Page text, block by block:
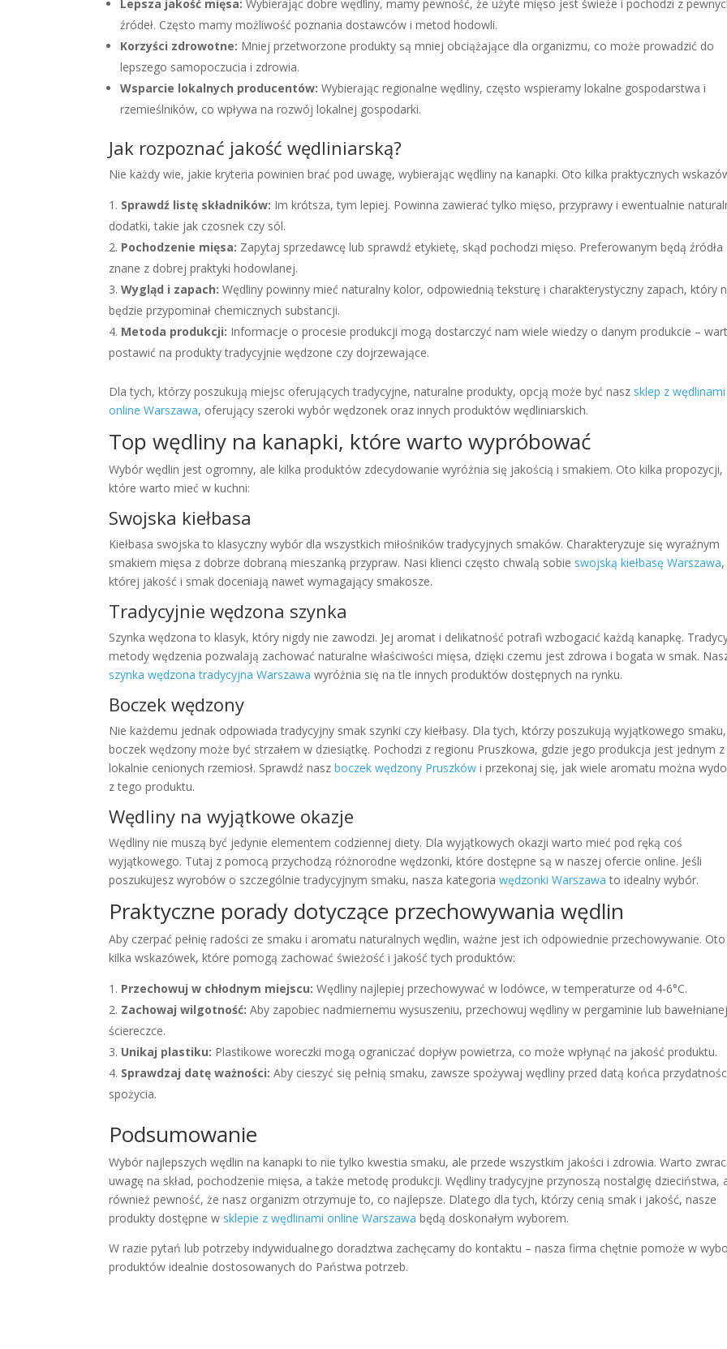
Lepsza jakość mięsa: Wybierając dobre wędliny, mamy pewność, że użyte mięso jest świeże i pochodzi z
źródeł. Często mamy możliwość poznania dostawców i metod hodowli.
Korzyści zdrowotne: Mniej przetworzone produkty są mniej obciążające dla organizmu, co może prowadzić do
lepszego samopoczucia i zdrowia.
Wsparcie lokalnych producentów: Wybierając regionalne wędliny, często wspieramy lokalne gospodarstwa i
rzemieślników, co wpływa na rozwój lokalnej gospodarki.
Jak rozpoznać jakość wędliniarską?
Nie każdy wie, jakie kryteria powinien brać pod uwagę, wybierając wędliny na kanapki. Oto kilka praktycznych
Sprawdź listę składników: Im krótsza, tym lepiej. Powinna zawierać tylko mięso, przyprawy i ewentualnie
dodatki, takie jak czosnek czy sól.
Pochodzenie mięsa: Zapytaj sprzedawcę lub sprawdź etykietę, skąd pochodzi mięso. Preferowanym będą źródła
znane z dobrej praktyki hodowlanej.
Wygląd i zapach: Wędliny powinny mieć naturalny kolor, odpowiednią teksturę i charakterystyczny zapach, który
będzie przypominał chemicznych substancji.
Metoda produkcji: Informacje o procesie produkcji mogą dostarczyć nam wiele wiedzy o danym produkcie –
postawić na produkty tradycyjnie wędzone czy dojrzewające.
Dla tych, którzy poszukują miejsc oferujących tradycyjne, naturalne produkty, opcją może być nasz sklep z wędlinami
online Warszawa, oferujący szeroki wybór wędzonek oraz innych produktów wędliniarskich.
Top wędliny na kanapki, które warto wypróbować
Wybór wędlin jest ogromny, ale kilka produktów zdecydowanie wyróżnia się jakością i smakiem. Oto kilka propozycji,
które warto mieć w kuchni:
Swojska kiełbasa
Kiełbasa swojska to klasyczny wybór dla wszystkich miłośników tradycyjnych smaków. Charakteryzuje się wyraźnym
smakiem mięsa z dobrze dobraną mieszanką przypraw. Nasi klienci często chwalą sobie swojską kiełbasę Warszawa,
której jakość i smak doceniają nawet wymagający smakosze.
Tradycyjnie wędzona szynka
Szynka wędzona to klasyk, który nigdy nie zawodzi. Jej aromat i delikatność potrafi wzbogacić każdą kanapkę.
metody wędzenia pozwalają zachować naturalne właściwości mięsa, dzięki czemu jest zdrowa i bogata w smak.
szynka wędzona tradycyjna Warszawa wyróżnia się na tle innych produktów dostępnych na rynku.
Boczek wędzony
Nie każdemu jednak odpowiada tradycyjny smak szynki czy kiełbasy. Dla tych, którzy poszukują wyjątkowego smaku,
boczek wędzony może być strzałem w dziesiątkę. Pochodzi z regionu Pruszkowa, gdzie jego produkcja jest jednym z
lokalnie cenionych rzemiosł. Sprawdź naszboczek wędzony Pruszków i przekonaj się, jak wiele aromatu można
z tego produktu.
Wędliny na wyjątkowe okazje
Wędliny nie muszą być jedynie elementem codziennej diety. Dla wyjątkowych okazji warto mieć pod ręką coś
wyjątkowego. Tutaj z pomocą przychodzą różnorodne wędzonki, które dostępne są w naszej ofercie online. Jeśli
poszukujesz wyrobów o szczególnie tradycyjnym smaku, nasza kategoriawędzonki Warszawa to idealny wybór.
Praktyczne porady dotyczące przechowywania wędlin
Aby czerpać pełnię radości ze smaku i aromatu naturalnych wędlin, ważne jest ich odpowiednie przechowywanie. Oto
kilka wskazówek, które pomogą zachować świeżość i jakość tych produktów:
Przechowuj w chłodnym miejscu: Wędliny najlepiej przechowywać w lodówce, w temperaturze od 4-6°C.
Zachowaj wilgotność: Aby zapobiec nadmiernemu wysuszeniu, przechowuj wędliny w pergaminie lub bawełnianej
ściereczce.
Unikaj plastiku: Plastikowe woreczki mogą ograniczać dopływ powietrza, co może wpłynąć na jakość produktu.
Sprawdzaj datę ważności: Aby cieszyć się pełnią smaku, zawsze spożywaj wędliny przed datą końca
spożycia.
Podsumowanie
Wybór najlepszych wędlin na kanapki to nie tylko kwestia smaku, ale przede wszystkim jakości i zdrowia. Warto
uwagę na skład, pochodzenie mięsa, a także metodę produkcji. Wędliny tradycyjne przynoszą nostalgię dzieciństwa,
również pewność, że nasz organizm otrzymuje to, co najlepsze. Dlatego dla tych, którzy cenią smak i jakość, nasze
produkty dostępne w sklepie z wędlinami online Warszawa będą doskonałym wyborem.
W razie pytań lub potrzeby indywidualnego doradztwa zachęcamy do kontaktu – nasza firma chętnie pomoże w
produktów idealnie dostosowanych do Państwa potrzeb.